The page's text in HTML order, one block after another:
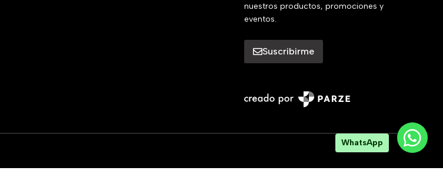
nuestros productos, promociones y
eventos.
Suscribirme
WhatsApp